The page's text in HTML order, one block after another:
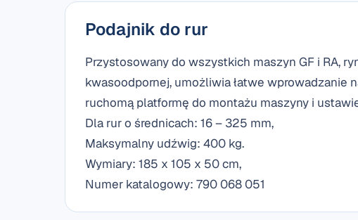
Podajnik do rur
Przystosowany do wszystkich maszyn GF i RA,
kwasoodpornej, umożliwia łatwe wprowadzanie
ruchomą platformę do montażu maszyny i
Dla rur o średnicach: 16 – 325 mm,
Maksymalny udźwig: 400 kg.
Wymiary: 185 x 105 x 50 cm,
Numer katalogowy: 790 068 051